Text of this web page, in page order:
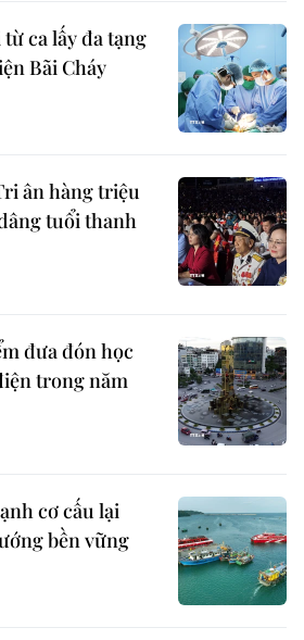
ca lấy đa tạng
Bãi Cháy
ân hàng triệu
tuổi thanh
đưa đón học
trong năm
cơ cấu lại
bền vững